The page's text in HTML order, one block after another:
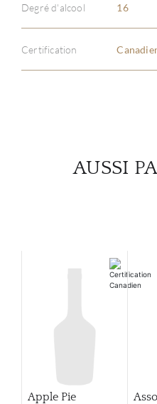
Degré d'alcool 16
Certification
AUSSI
Apple Pie